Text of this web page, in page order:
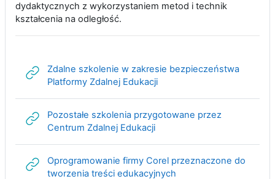
dydaktycznych z wykorzystaniem metod i technik
kształcenia na odległość.
Zdalne szkolenie w zakresie bezpieczeństwa
Platformy Zdalnej EdukacjiAdres URL
Pozostałe szkolenia przygotowane przez
Centrum Zdalnej EdukacjiAdres URL
Oprogramowanie firmy Corel przeznaczone do
tworzenia treści edukacyjnych